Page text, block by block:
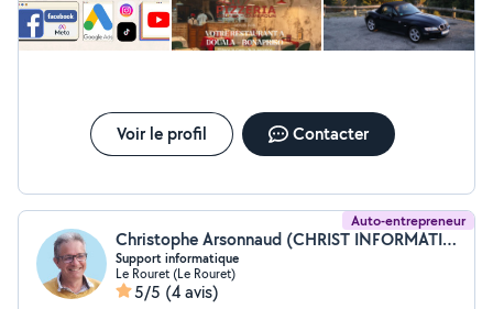
Voir le profil Contacter
Auto-entrepreneur
Christophe Arsonnaud (CHRIST INFORMATIQUE ET GENEALOGIE)
Support informatique
Le Rouret (Le Rouret)
5/5 (4 avis)